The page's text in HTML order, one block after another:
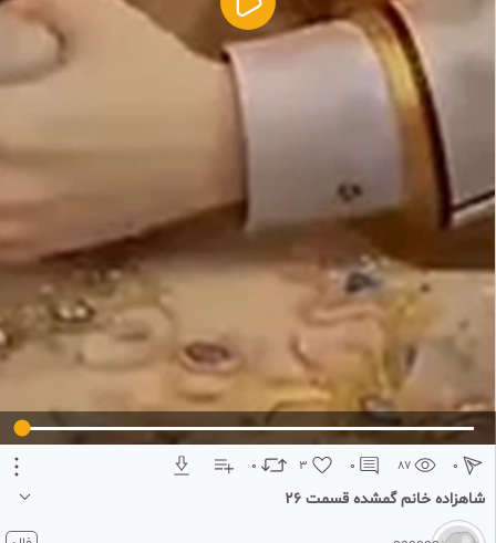
تبلیغ 1 از 2
0 3 0 87 0
شاهزاده خانم گمشده قسمت ۲۶